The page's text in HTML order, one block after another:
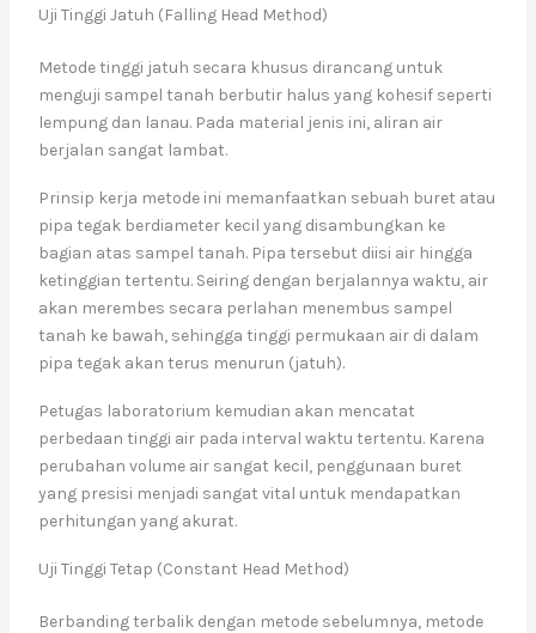
Uji Tinggi Jatuh (Falling Head Method)
Metode tinggi jatuh secara khusus dirancang untuk
menguji sampel tanah berbutir halus yang kohesif seperti
lempung dan lanau. Pada material jenis ini, aliran air
berjalan sangat lambat.
Prinsip kerja metode ini memanfaatkan sebuah buret atau
pipa tegak berdiameter kecil yang disambungkan ke
bagian atas sampel tanah. Pipa tersebut diisi air hingga
ketinggian tertentu. Seiring dengan berjalannya waktu, air
akan merembes secara perlahan menembus sampel
tanah ke bawah, sehingga tinggi permukaan air di dalam
pipa tegak akan terus menurun (jatuh).
Petugas laboratorium kemudian akan mencatat
perbedaan tinggi air pada interval waktu tertentu. Karena
perubahan volume air sangat kecil, penggunaan buret
yang presisi menjadi sangat vital untuk mendapatkan
perhitungan yang akurat.
Uji Tinggi Tetap (Constant Head Method)
Berbanding terbalik dengan metode sebelumnya, metode